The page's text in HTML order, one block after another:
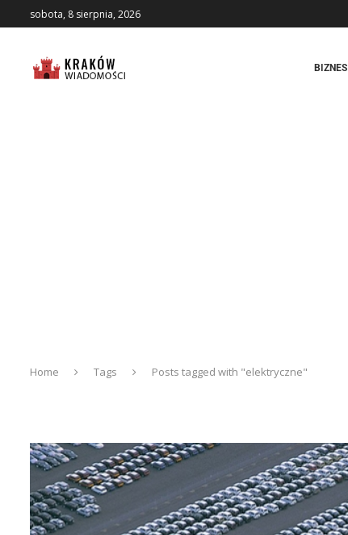
sobota, 8 sierpnia, 2026
BIZNES
Home Tags Posts tagged with "elektryczne"